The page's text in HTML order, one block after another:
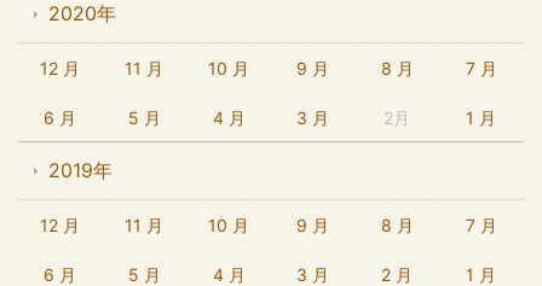
2020年
12 月 11 月 10 月 9 月 8 月 7 月
6 月 5 月 4 月 3 月 2月 1 月
2019年
12 月 11 月 10 月 9 月 8 月 7 月
6 月 5 月 4 月 3 月 2 月 1 月